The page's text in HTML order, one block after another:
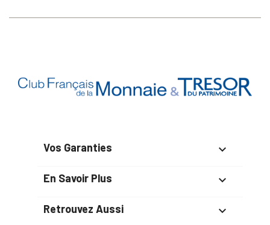
Vos Garanties 
En Savoir Plus 
Retrouvez Aussi 